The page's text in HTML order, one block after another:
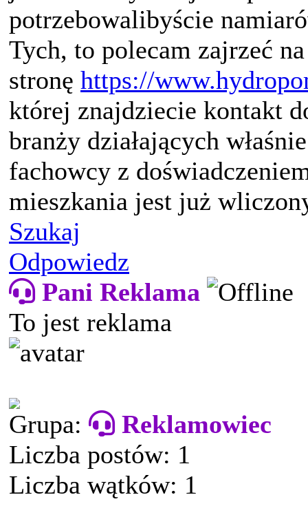
potrzebowalibyście
Tych, to polecam zajrzeć na
stronę https://
której znajdziecie kontakt
branży działających
fachowcy z
mieszkania jest już
Szukaj
Odpowiedz
Pani Reklama
To jest reklama
Grupa:
Reklamowiec
Liczba postów: 1
Liczba wątków: 1